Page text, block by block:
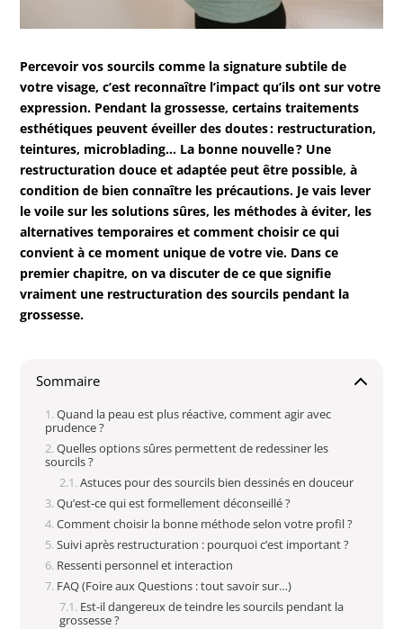
Percevoir vos sourcils comme la signature subtile de
votre visage, c’est reconnaître l’impact qu’ils ont sur votre
expression. Pendant la grossesse, certains traitements
esthétiques peuvent éveiller des doutes : restructuration,
teintures, microblading… La bonne nouvelle ? Une
restructuration douce et adaptée peut être possible, à
condition de bien connaître les précautions. Je vais lever
le voile sur les solutions sûres, les méthodes à éviter, les
alternatives temporaires et comment choisir ce qui
convient à ce moment unique de votre vie. Dans ce
premier chapitre, on va discuter de ce que signifie
vraiment une restructuration des sourcils pendant la
grossesse.
Sommaire
Quand la peau est plus réactive, comment agir avec
prudence ?
Quelles options sûres permettent de redessiner les
sourcils ?
Astuces pour des sourcils bien dessinés en douceur
Qu’est‑ce qui est formellement déconseillé ?
Comment choisir la bonne méthode selon votre profil ?
Suivi après restructuration : pourquoi c’est important ?
Ressenti personnel et interaction
FAQ (Foire aux Questions : tout savoir sur…)
Est-il dangereux de teindre les sourcils pendant la
grossesse ?